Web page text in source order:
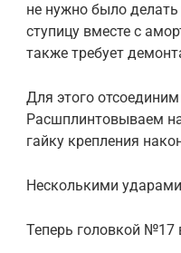
не нужно было делать
ступицу вместе с
также требует
Для этого
Расшплинтовываем
гайку крепления
Несколькими
Теперь головкой №17